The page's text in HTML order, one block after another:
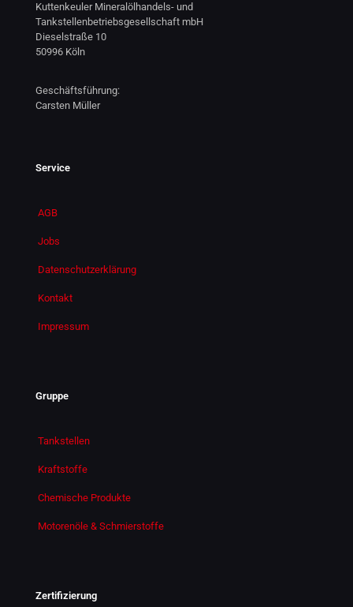
Kuttenkeuler Mineralölhandels- und
Tankstellenbetriebsgesellschaft mbH
Dieselstraße 10
50996 Köln
Geschäftsführung:
Carsten Müller
Service
AGB
Jobs
Datenschutzerklärung
Kontakt
Impressum
Gruppe
Tankstellen
Kraftstoffe
Chemische Produkte
Motorenöle & Schmierstoffe
Zertifizierung